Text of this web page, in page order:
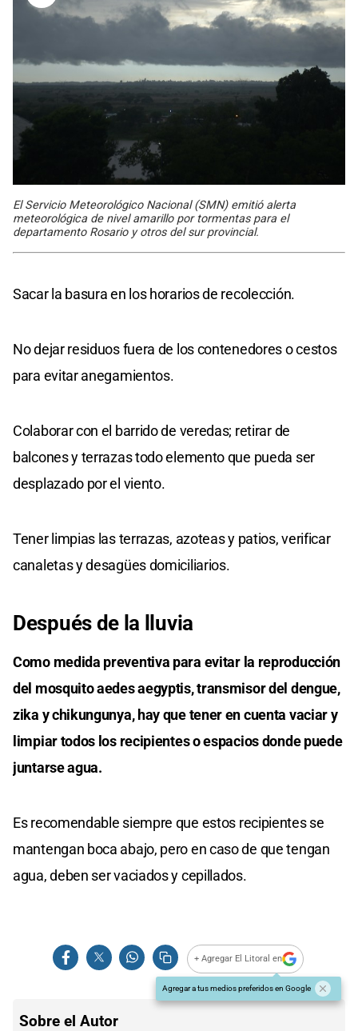
El Servicio Meteorológico Nacional (SMN) emitió alerta
meteorológica de nivel amarillo por tormentas para el
departamento Rosario y otros del sur provincial.
Sacar la basura en los horarios de recolección.
No dejar residuos fuera de los contenedores o cestos
para evitar anegamientos.
Colaborar con el barrido de veredas; retirar de
balcones y terrazas todo elemento que pueda ser
desplazado por el viento.
Tener limpias las terrazas, azoteas y patios, verificar
canaletas y desagües domiciliarios.
Después de la lluvia
Como medida preventiva para evitar la reproducción
del mosquito aedes aegyptis, transmisor del dengue,
zika y chikungunya, hay que tener en cuenta vaciar y
limpiar todos los recipientes o espacios donde puede
juntarse agua.
Es recomendable siempre que estos recipientes se
mantengan boca abajo, pero en caso de que tengan
agua, deben ser vaciados y cepillados.
+ Agregar El Litoral en
Agregar a tus medios preferidos en Google
Sobre el Autor